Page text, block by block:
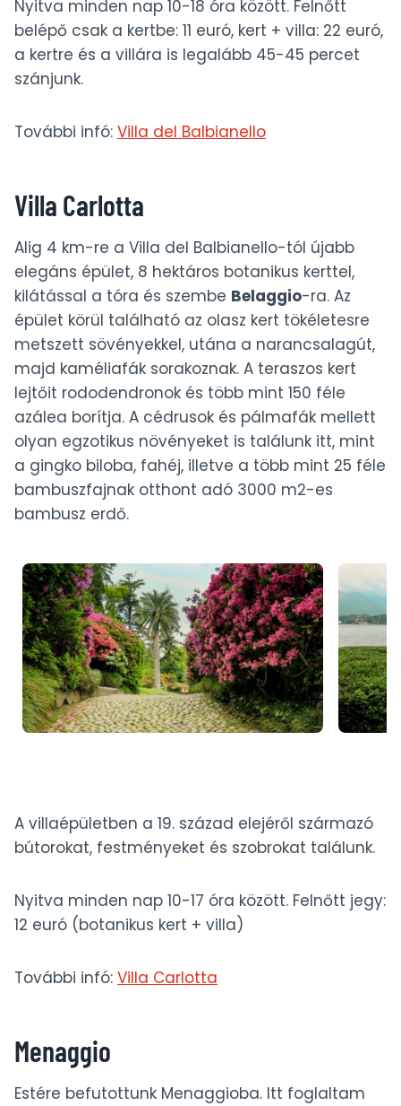
Nyitva minden nap 10-18 óra között. Felnőtt
belépő csak a kertbe: 11 euró, kert + villa: 22 euró,
a kertre és a villára is legalább 45-45 percet
szánjunk.
További infó: Villa del Balbianello
Villa Carlotta
Alig 4 km-re a Villa del Balbianello-tól újabb
elegáns épület, 8 hektáros botanikus kerttel,
kilátással a tóra és szembe Belaggio-ra. Az
épület körül található az olasz kert tökéletesre
metszett sövényekkel, utána a narancsalagút,
majd kaméliafák sorakoznak. A teraszos kert
lejtőit rododendronok és több mint 150 féle
azálea borítja. A cédrusok és pálmafák mellett
olyan egzotikus növényeket is találunk itt, mint
a gingko biloba, fahéj, illetve a több mint 25 féle
bambuszfajnak otthont adó 3000 m2-es
bambusz erdő.
A villaépületben a 19. század elejéről származó
bútorokat, festményeket és szobrokat találunk.
Nyitva minden nap 10-17 óra között. Felnőtt jegy:
12 euró (botanikus kert + villa)
További infó: Villa Carlotta
Menaggio
Estére befutottunk Menaggioba. Itt foglaltam